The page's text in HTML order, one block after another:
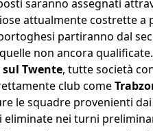
saranno assegnati
attualmente costrette a
partiranno dal
non ancora
Twente, tutte società
club come
le squadre provenienti
nei turni